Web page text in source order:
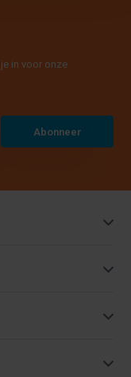
in voor onze
Abonneer